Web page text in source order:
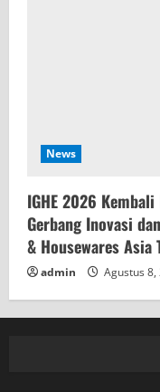
News
IGHE 2026
Gerbang Inovasi
& Housewares Asia
admin Agustus 8,